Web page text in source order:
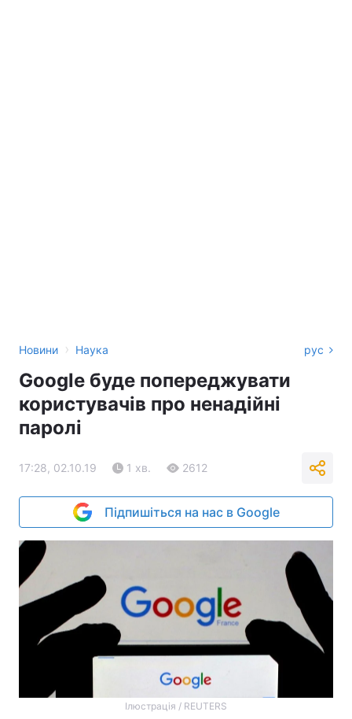
Новини › Наука рус
Google буде попереджувати
користувачів про ненадійні
паролі
17:28, 02.10.19 1 хв. 2612
Підпишіться на нас в Google
Ілюстрація / REUTERS